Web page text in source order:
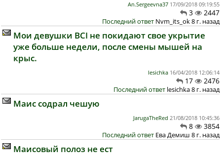
An.Sergeevna37 17/09/2018 09:19:55
3 2447
Последний ответ Nvm_its_ok 8 г. назад
Мои девушки ВСI не покидают свое укрытие
уже больше недели, после смены мышей на
крыс.
lesichka 16/04/2018 12:06:14
17 2476
Последний ответ lesichka 8 г. назад
Маис содрал чешую
JarugaTheRed 21/08/2018 10:45:36
8 3854
Последний ответ Ева Демиш 8 г. назад
Маисовый полоз не ест